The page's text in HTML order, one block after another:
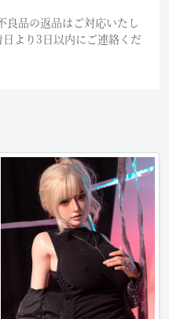
良品の返品はご対応いたし
より3日以内にご連絡くだ